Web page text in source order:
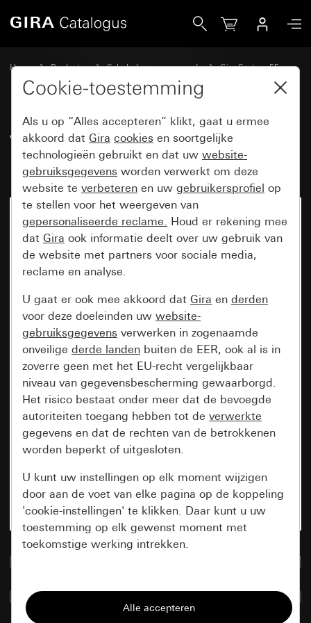
Home Producten Schakelaarprogramma’s
Gira System 55
Wippensets voor bussystemen
Wippenset 5-voudig Plus (2+3)
met tekstkader System 55
Cookie-toestemming
Als u op “Alles accepteren” klikt, gaat u ermee
akkoord dat Gira cookies en soortgelijke
technologieën gebruikt en dat uw website-
gebruiksgegevens worden verwerkt om deze
website te verbeteren en uw gebruikersprofiel op
te stellen voor het weergeven van
gepersonaliseerde reclame. Houd er rekening mee
dat Gira ook informatie deelt over uw gebruik van
de website met partners voor sociale media,
reclame en analyse.
U gaat er ook mee akkoord dat Gira en derden
voor deze doeleinden uw website-
gebruiksgegevens verwerken in zogenaamde
onveilige derde landen buiten de EER, ook al is in
zoverre geen met het EU-recht vergelijkbaar
niveau van gegevensbescherming gewaarborgd.
Het risico bestaat onder meer dat de bevoegde
autoriteiten toegang hebben tot de verwerkte
gegevens en dat de rechten van de betrokkenen
worden beperkt of uitgesloten.
U kunt uw instellingen op elk moment wijzigen
door aan de voet van elke pagina op de koppeling
'cookie-instellingen' te klikken. Daar kunt u uw
toestemming op elk gewenst moment met
toekomstige werking intrekken.
Alle cookies die wij nodig hebben om de